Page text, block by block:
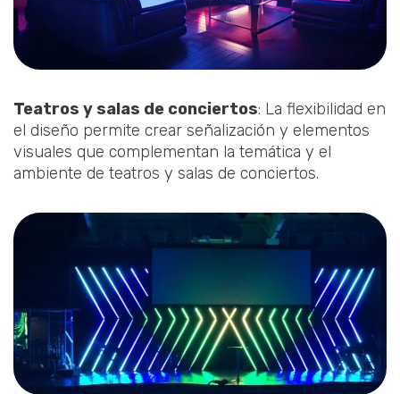
Teatros y salas de conciertos: La flexibilidad en
el diseño permite crear señalización y elementos
visuales que complementan la temática y el
ambiente de teatros y salas de conciertos.